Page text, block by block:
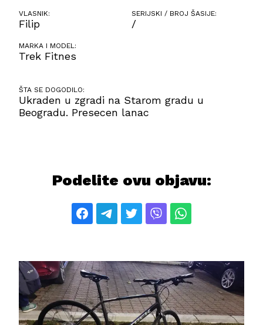
VLASNIK:
Filip
SERIJSKI / BROJ ŠASIJE:
/
MARKA I MODEL:
Trek Fitnes
ŠTA SE DOGODILO:
Ukraden u zgradi na Starom gradu u
Beogradu. Presecen lanac
Podelite ovu objavu: